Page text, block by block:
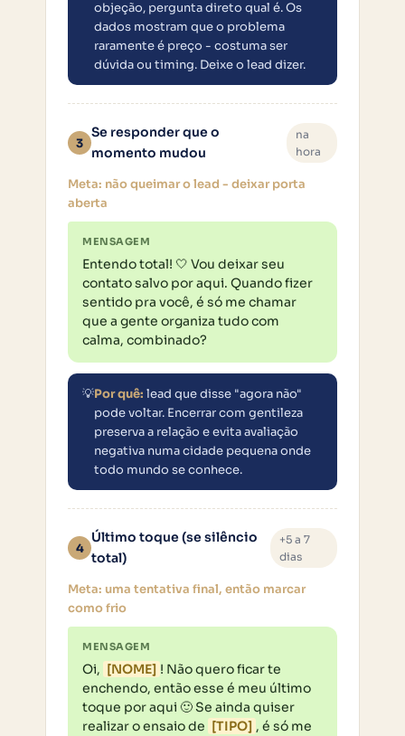
objeção, pergunta direto qual é. Os
dados mostram que o problema
raramente é preço - costuma ser
dúvida ou timing. Deixe o lead dizer.
3
Se responder que o
momento mudou
na
hora
Meta: não queimar o lead - deixar porta
aberta
MENSAGEM
Entendo total! 🤍 Vou deixar seu
contato salvo por aqui. Quando fizer
sentido pra você, é só me chamar
que a gente organiza tudo com
calma, combinado?
💡Por quê: lead que disse "agora não"
pode voltar. Encerrar com gentileza
preserva a relação e evita avaliação
negativa numa cidade pequena onde
todo mundo se conhece.
4
Último toque (se silêncio
total)
+5 a 7
dias
Meta: uma tentativa final, então marcar
como frio
MENSAGEM
Oi, [NOME] ! Não quero ficar te
enchendo, então esse é meu último
toque por aqui 🙂 Se ainda quiser
realizar o ensaio de [TIPO] , é só me